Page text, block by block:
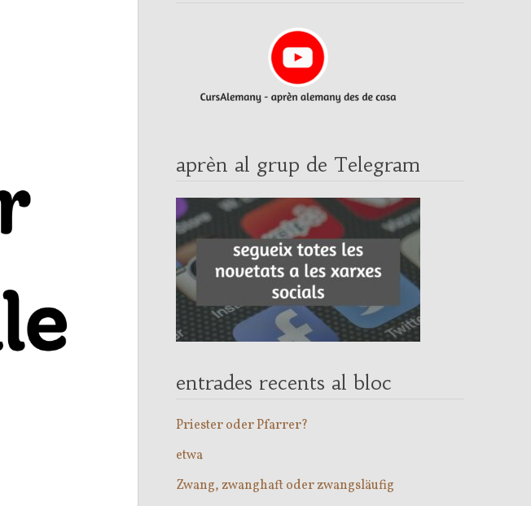
aprèn al grup de Telegram
entrades recents al bloc
Priester oder Pfarrer?
etwa
Zwang, zwanghaft oder zwangsläufig